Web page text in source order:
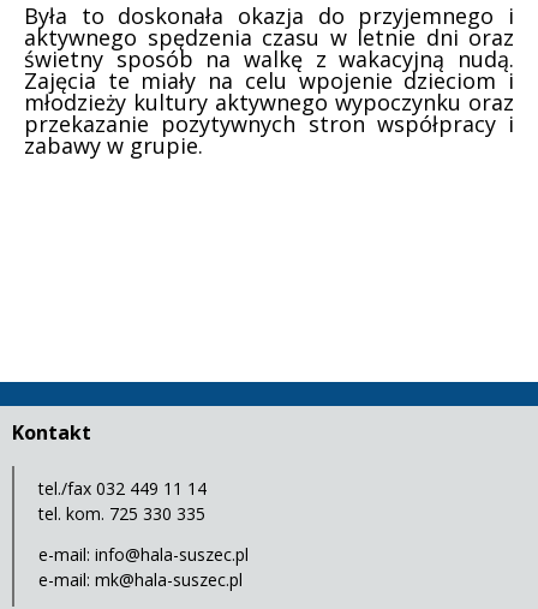
Była to doskonała okazja do przyjemnego i
aktywnego spędzenia czasu w letnie dni oraz
świetny sposób na walkę z wakacyjną nudą.
Zajęcia te miały na celu wpojenie dzieciom i
młodzieży kultury aktywnego wypoczynku oraz
przekazanie pozytywnych stron współpracy i
zabawy w grupie.
Kontakt
tel./fax 032 449 11 14
tel. kom. 725 330 335
e-mail: info@hala-suszec.pl
e-mail: mk@hala-suszec.pl